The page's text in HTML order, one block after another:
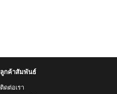
ลูกค้าสัมพันธ์
ติดต่อเรา